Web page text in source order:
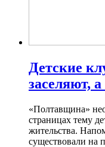
Детские
заселяют,
«Полтавщина»
страницах тему
жительства.
существовали на